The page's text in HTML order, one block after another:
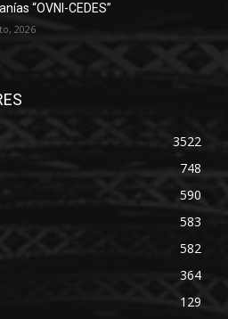
“OVNI-CEDES”
2026
3522
748
590
583
582
364
129